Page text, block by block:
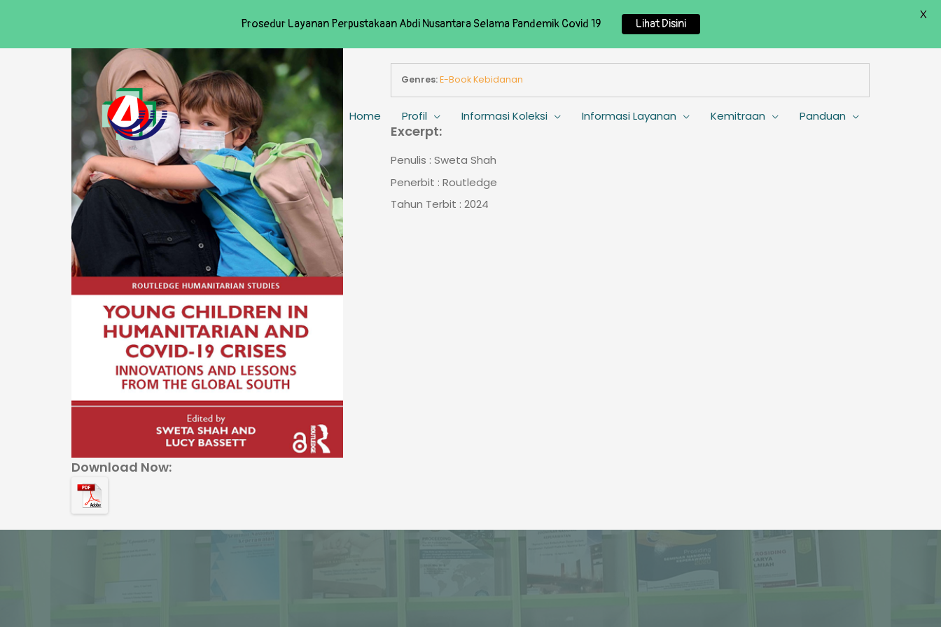
Home Profil Informasi Koleksi Informasi Layanan Kemitraan Panduan
Download Now:
Genres:E-Book Kebidanan
Excerpt:
Penulis : Sweta Shah
Penerbit : Routledge
Tahun Terbit : 2024
Prosedur Layanan Perpustakaan Abdi Nusantara Selama Pandemik Covid 19 Lihat Disini
X